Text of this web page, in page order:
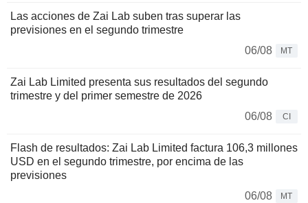
Las acciones de Zai Lab suben tras superar las
previsiones en el segundo trimestre
06/08
MT
Zai Lab Limited presenta sus resultados del segundo
trimestre y del primer semestre de 2026
06/08
CI
Flash de resultados: Zai Lab Limited factura 106,3 millones
USD en el segundo trimestre, por encima de las
previsiones
06/08
MT